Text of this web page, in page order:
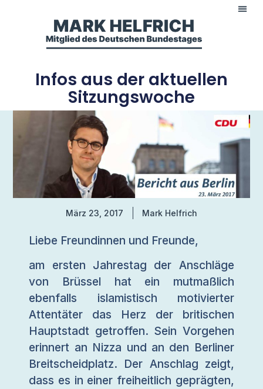
Infos aus der aktuellen
Sitzungswoche
März 23, 2017 Mark Helfrich
Liebe Freundinnen und Freunde,
am ersten Jahrestag der Anschläge
von Brüssel hat ein mutmaßlich
ebenfalls islamistisch motivierter
Attentäter das Herz der britischen
Hauptstadt getroffen. Sein Vorgehen
erinnert an Nizza und an den Berliner
Breitscheidplatz. Der Anschlag zeigt,
dass es in einer freiheitlich geprägten,